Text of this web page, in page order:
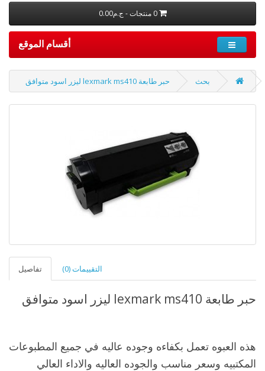
0 منتجات - ج.م0.00
أقسام الموقع
بحث حبر طابعة lexmark ms410 ليزر اسود متوافق
تفاصيل التقييمات (0)
حبر طابعة lexmark ms410 ليزر اسود متوافق
هذه العبوه تعمل بكفاءه وجوده عاليه في جميع المطبوعات
المكتبيه وسعر مناسب والجوده العاليه والاداء العالي